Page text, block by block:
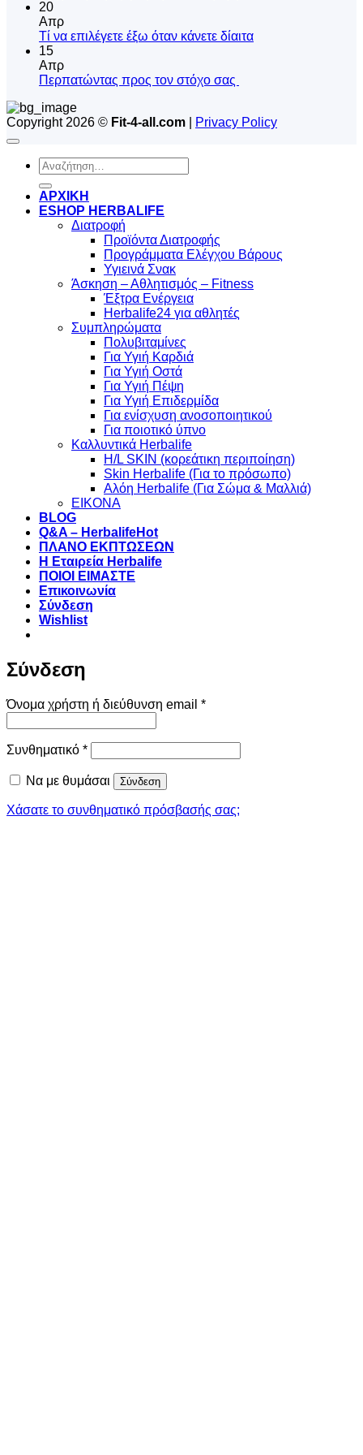
του
στο
20
Απρ
Tί να επιλέγετε έξω όταν κάνετε δίαιταΔεν
επιλέγετε
15
Απρ
Περπατώντας προς τον στόχο σας
στο
Copyright 2026 © Fit-4-all.com Privacy Policy
Αναζήτηση
για:
ΑΡΧΙΚΗ
ESHOP HERBALIFE
Διατροφή
Προϊόντα Διατροφής
Προγράμματα Ελέγχου Βάρους
Υγιεινά Σνακ
Άσκηση – Αθλητισμός – Fitness
Έξτρα Ενέργεια
Herbalife24 για αθλητές
Συμπληρώματα
Πολυβιταμίνες
Για Υγιή Καρδιά
Για Υγιή Οστά
Για Υγιή Πέψη
Για Υγιή Επιδερμίδα
Για ενίσχυση ανοσοποιητικού
Για ποιοτικό ύπνο
Καλλυντικά Herbalife
H/L SKIN (κορεάτικη περιποίηση)
Skin Herbalife (Για το πρόσωπο)
Αλόη Ηerbalife (Για Σώμα & Μαλλιά)
ΕΙΚΟΝΑ
BLOG
Q&A – Herbalife
ΠΛΑΝΟ ΕΚΠΤΩΣΕΩΝ
Η Εταιρεία Herbalife
ΠΟΙΟΙ ΕΙΜΑΣΤΕ
Επικοινωνία
Σύνδεση
Wishlist
Σύνδεση
Όνομα χρήστη ή διεύθυνση email *Απαιτείται
Συνθηματικό *Απαιτείται
Να με θυμάσαι Σύνδεση
Χάσατε το συνθηματικό πρόσβασής σας;